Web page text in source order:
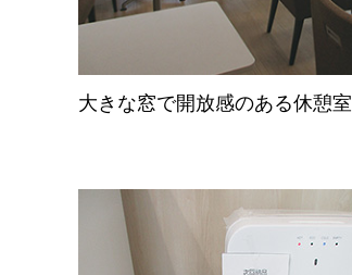
大きな窓で開放感のある休憩室